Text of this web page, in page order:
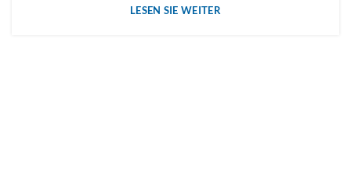
LESEN SIE WEITER